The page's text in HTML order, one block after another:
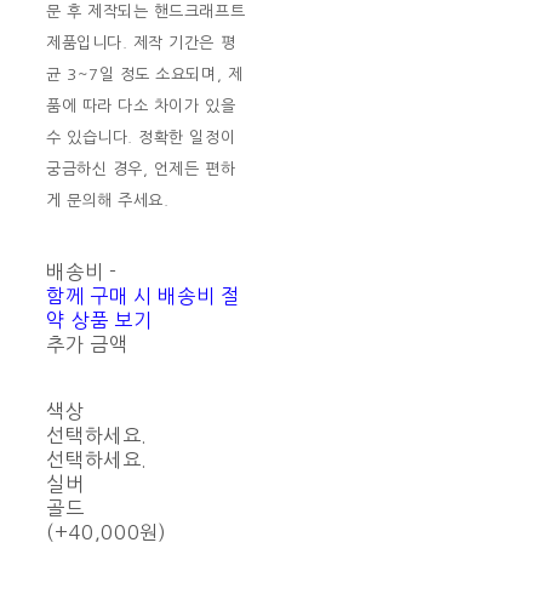
문 후 제작되는 핸드크래프트
제품입니다. 제작 기간은 평
균 3~7일 정도 소요되며, 제
품에 따라 다소 차이가 있을
수 있습니다. 정확한 일정이
궁금하신 경우, 언제든 편하
게 문의해 주세요.
배송비 -
함께 구매 시 배송비 절
약 상품 보기
추가 금액
색상
선택하세요.
선택하세요.
실버
골드
(+40,000원)